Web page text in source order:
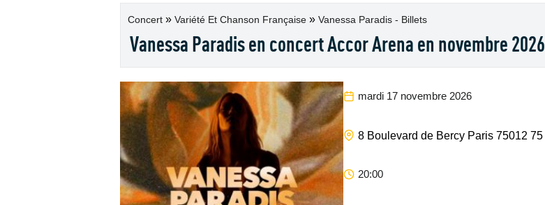
Concert » Variété Et Chanson Française » Vanessa Paradis - Billets
Vanessa Paradis en concert Accor Arena en novembre 2026
mardi 17 novembre 2026
8 Boulevard de Bercy Paris 75012 75
20:00